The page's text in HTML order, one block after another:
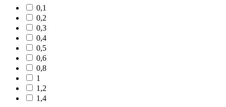
0,1
0,2
0,3
0,4
0,5
0,6
0,8
1
1,2
1,4